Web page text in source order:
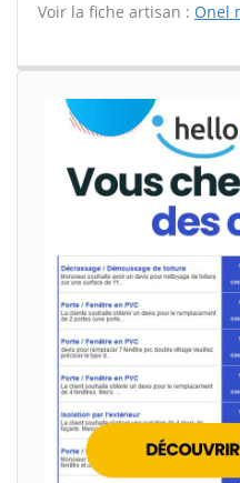
Voir la fiche artisan : Onel